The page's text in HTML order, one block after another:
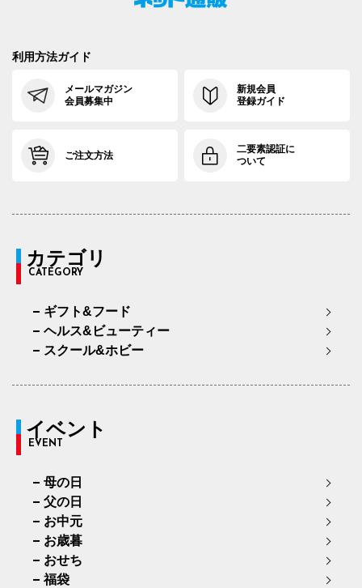
利用方法ガイド
メールマガジン
会員募集中
新規会員
登録ガイド
ご注文方法
二要素認証に
ついて
カテゴリ
CATEGORY
ギフト&フード
ヘルス&ビューティー
スクール&ホビー
イベント
EVENT
母の日
父の日
お中元
お歳暮
おせち
福袋